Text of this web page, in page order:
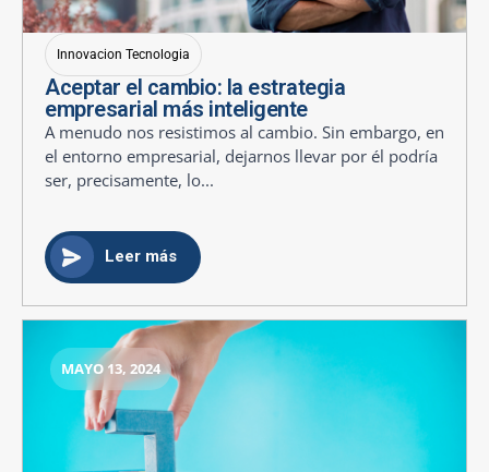
Innovacion Tecnologia
Aceptar el cambio: la estrategia
empresarial más inteligente
A menudo nos resistimos al cambio. Sin embargo, en
el entorno empresarial, dejarnos llevar por él podría
ser, precisamente, lo...
Leer más
MAYO 13, 2024